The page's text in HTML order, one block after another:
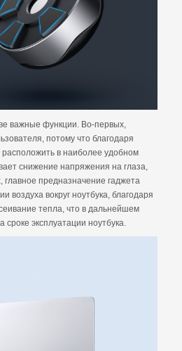
важные функции. Во-первых,
потому что благодаря
расположить в наиболее удобном
снижение напряжения на глаза,
предназначение гаджета
воздуха вокруг ноутбука, благодаря
тепла, что в дальнейшем
сроке эксплуатации ноутбука.